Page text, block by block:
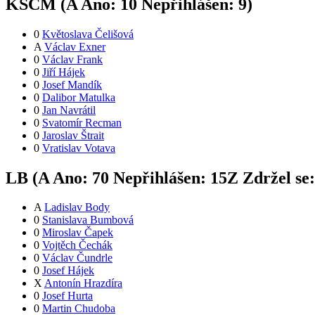
KSČM (A Ano: 10 Nepřihlášen: 9)
0 Květoslava Čelišová
A Václav Exner
0 Václav Frank
0 Jiří Hájek
0 Josef Mandík
0 Dalibor Matulka
0 Jan Navrátil
0 Svatomír Recman
0 Jaroslav Štrait
0 Vratislav Votava
LB (A Ano: 70 Nepřihlášen: 15Z Zdržel se:
A Ladislav Body
0 Stanislava Bumbová
0 Miroslav Čapek
0 Vojtěch Čechák
0 Václav Čundrle
0 Josef Hájek
XAntonín Hrazdíra
0 Josef Hurta
0 Martin Chudoba